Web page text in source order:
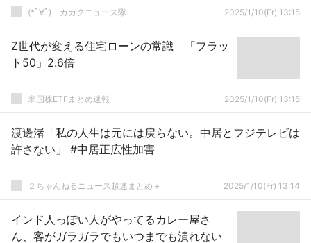
(*ﾟ∀ﾟ)ゞカガクニュース隊 2025/1/10(Fr) 13:15
Z世代が変える住宅ローンの常識 「フラッ
ト50」2.6倍
米国株ETFまとめ速報 2025/1/10(Fr) 13:15
渡邊渚「私の人生は元には戻らない。中居とフジテレビは
許さない」 #中居正広性加害
２ちゃんねるニュース超速まとめ＋ 2025/1/10(Fr) 13:14
インド人っぽい人がやってるカレー屋さ
ん、客がガラガラでもいつまでも潰れない